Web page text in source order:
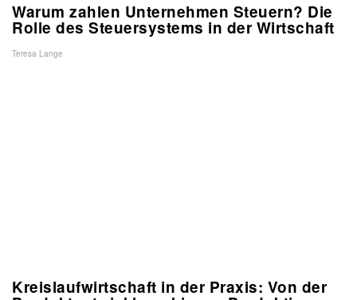
Warum zahlen Unternehmen Steuern? Die
Rolle des Steuersystems in der Wirtschaft
Teresa Lange
Kreislaufwirtschaft in der Praxis: Von der